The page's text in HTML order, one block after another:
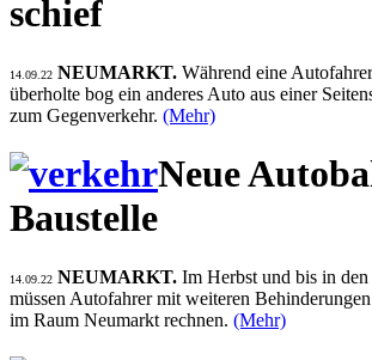
schief
14.09.22 NEUMARKT. Während eine
überholte bog ein anderes Auto aus einer
zum Gegenverkehr. (Mehr)
Neue
Baustelle
14.09.22 NEUMARKT. Im Herbst und bis in
müssen Autofahrer mit weiteren
im Raum Neumarkt rechnen. (Mehr)